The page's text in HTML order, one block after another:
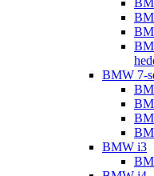
BMW 7-
BMW i3